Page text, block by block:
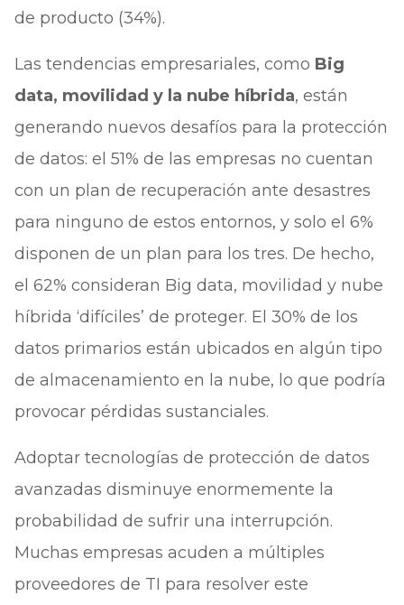
de producto (34%).
Las tendencias empresariales, como Big
data, movilidad y la nube híbrida, están
generando nuevos desafíos para la protección
de datos: el 51% de las empresas no cuentan
con un plan de recuperación ante desastres
para ninguno de estos entornos, y solo el 6%
disponen de un plan para los tres. De hecho,
el 62% consideran Big data, movilidad y nube
híbrida ‘difíciles’ de proteger. El 30% de los
datos primarios están ubicados en algún tipo
de almacenamiento en la nube, lo que podría
provocar pérdidas sustanciales.
Adoptar tecnologías de protección de datos
avanzadas disminuye enormemente la
probabilidad de sufrir una interrupción.
Muchas empresas acuden a múltiples
proveedores de TI para resolver este